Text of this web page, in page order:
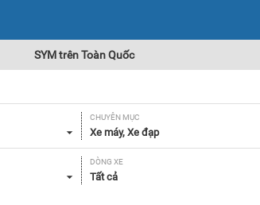
SYM trên Toàn Quốc
CHUYÊN MỤC
Xe máy, Xe đạp
DÒNG XE
Tất cả